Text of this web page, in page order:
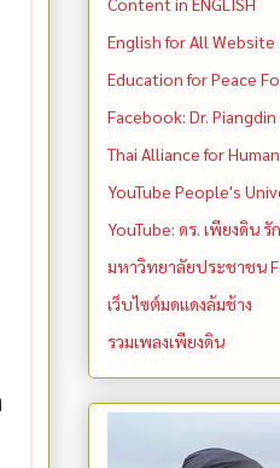
English for All Website
Education for Peace
Facebook: Dr.
Thai Alliance for
YouTube People's
YouTube: ดร. เพียงดิน รั
มหาวิทยาลัยประชาชน
เว็บไซต์มดแดงล้มช้าง
รวมเพลงเพียงดิน